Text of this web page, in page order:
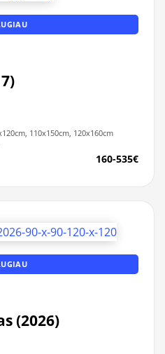
110x150cm, 120x160cm
160-535€
(2026)